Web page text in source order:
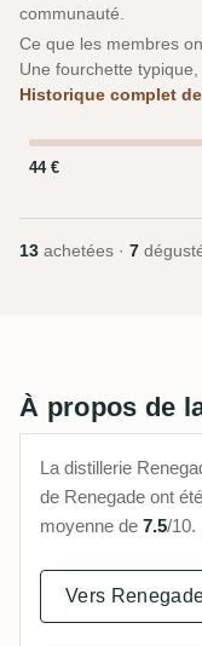
communauté.
Ce que les membres
Une fourchette
Historique complet
44 €
13 achetées · 7
À propos de
La distillerie
de Renegade ont
moyenne de 7.5/10.
Vers